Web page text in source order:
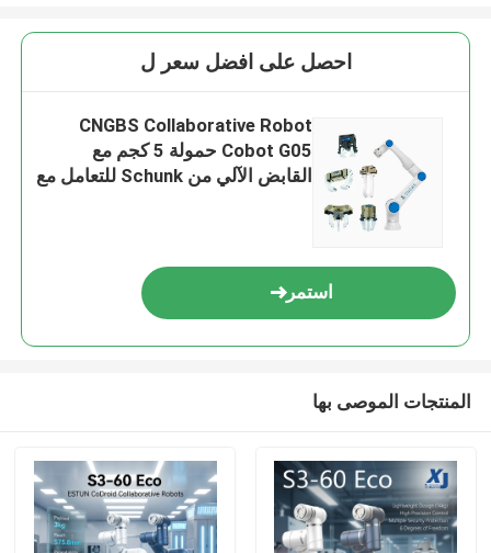
احصل على افضل سعر ل
CNGBS Collaborative Robot
Cobot G05 حمولة 5 كجم مع
القابض الآلي من Schunk للتعامل مع
استمر
المنتجات الموصى بها